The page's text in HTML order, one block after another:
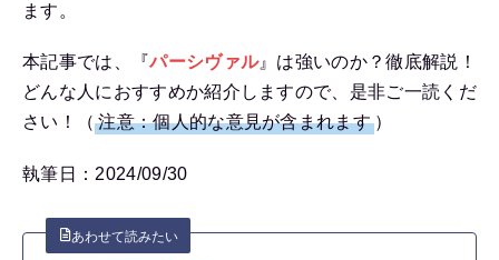
ます。
本記事では、『パーシヴァル』は強いのか？徹底解説！
どんな人におすすめか紹介しますので、是非ご一読くだ
さい！（注意：個人的な意見が含まれます ）
執筆日：2024/09/30